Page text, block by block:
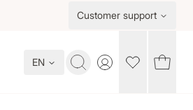
Customer support
EN Toggle account